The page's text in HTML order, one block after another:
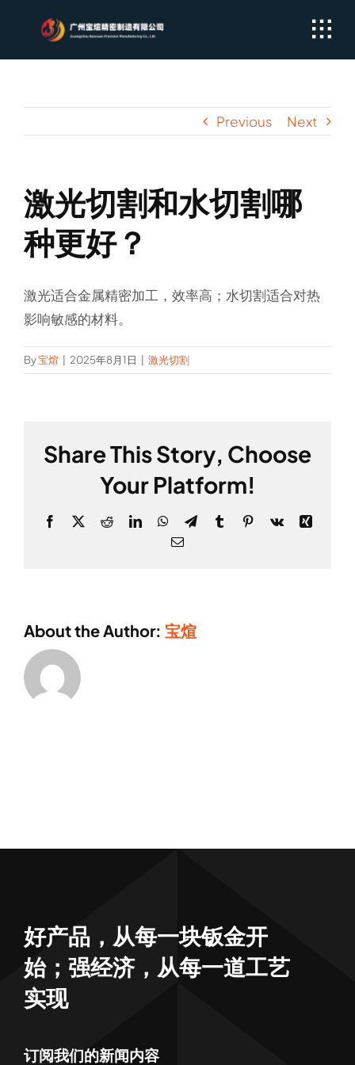
content
Previous Next
激光切割和水切割哪
种更好？
激光适合金属精密加工，效率高；水切割适合对热
影响敏感的材料。
By宝煊 2025年8月1日 激光切割
Share This Story, Choose
Your Platform!
Facebook
X RedditLinkedInWhatsApp
TelegramTumblrPinterest
Vk
Xing
Email
About the Author: 宝煊
好产品，从每一块钣金开
始；强经济，从每一道工艺
实现
订阅我们的新闻内容